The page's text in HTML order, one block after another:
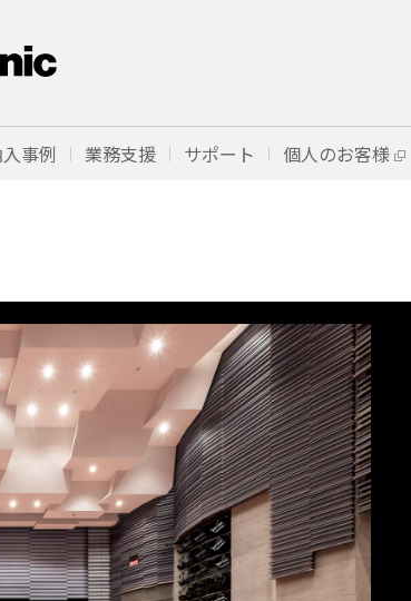
事例 業務支援 サポート 個人のお客様